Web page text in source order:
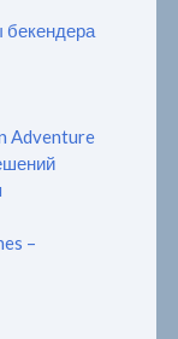
бекендера
Adventure
–